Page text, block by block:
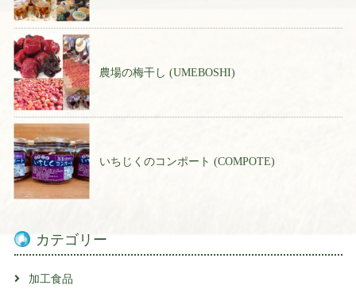
農場の梅干し (UMEBOSHI)
いちじくのコンポート (COMPOTE)
カテゴリー
加工食品